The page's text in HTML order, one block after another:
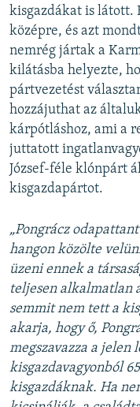
kisgazdákat is látott.
középre, és azt
nemrég jártak a
kilátásba helyezte,
pártvezetést
hozzájuthat az
kárpótláshoz, ami a
juttatott
József-féle klónpárt
kisgazdapártot.
„Pongrácz
hangon közölte
üzeni ennek a
teljesen alkalmatlan
semmit nem tett a
akarja, hogy ő,
megszavazza a jelen
kisgazdavagyonból
kisgazdáknak. Ha